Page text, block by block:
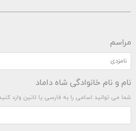
مراسم
نامزدی
نام و نام خانوادگی شاه داماد
شما می توانید اسامی را به فارسی یا لاتین وارد